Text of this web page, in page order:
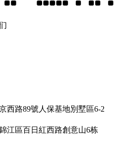
西路89號人保基地別墅區6-2
江區百日紅西路創意山6栋